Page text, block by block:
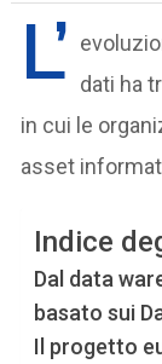
L’ dati ha
in cui le
asset
Indice
Dal data
basato sui
Il progetto